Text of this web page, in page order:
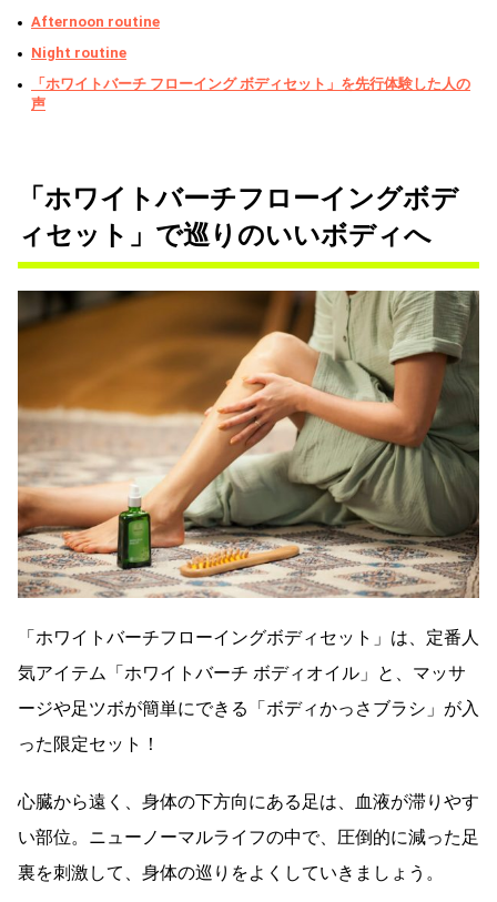
Afternoon routine
Night routine
「ホワイトバーチ フローイング ボディセット」を先行体験した人の
声
「ホワイトバーチフローイングボデ
ィセット」で巡りのいいボディへ
「ホワイトバーチフローイングボディセット」は、定番人
気アイテム「ホワイトバーチ ボディオイル」と、マッサ
ージや足ツボが簡単にできる「ボディかっさブラシ」が入
った限定セット！
心臓から遠く、身体の下方向にある足は、血液が滞りやす
い部位。ニューノーマルライフの中で、圧倒的に減った足
裏を刺激して、身体の巡りをよくしていきましょう。